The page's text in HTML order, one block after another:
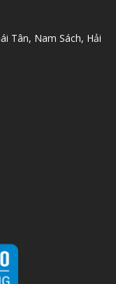
Tân, Nam Sách, Hải